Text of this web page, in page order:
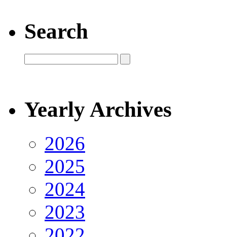
Search
Yearly Archives
2026
2025
2024
2023